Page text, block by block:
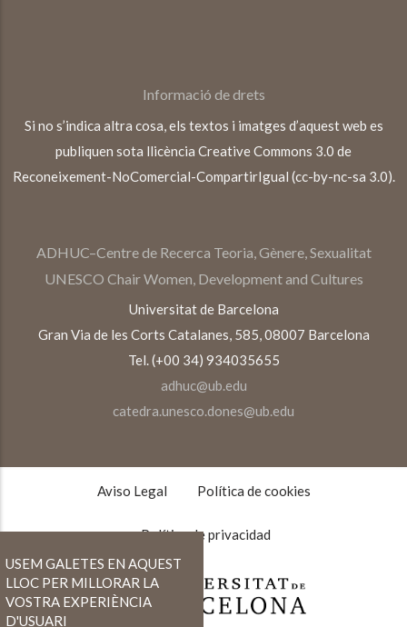
Informació de drets
Si no s’indica altra cosa, els textos i imatges d’aquest web es
publiquen sota llicència Creative Commons 3.0 de
Reconeixement-NoComercial-CompartirIgual (cc-by-nc-sa 3.0).
ADHUC–Centre de Recerca Teoria, Gènere, Sexualitat
UNESCO Chair Women, Development and Cultures
Universitat de Barcelona
Gran Via de les Corts Catalanes, 585, 08007 Barcelona
Tel. (+00 34) 934035655
adhuc@ub.edu
catedra.unesco.dones@ub.edu
TEXTOS
Aviso Legal Política de cookies
Política de privacidad
USEM GALETES EN AQUEST
LLOC PER MILLORAR LA
VOSTRA EXPERIÈNCIA
D'USUARI